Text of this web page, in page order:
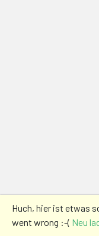
Huch, hier ist etwas
went wrong :-( Neu